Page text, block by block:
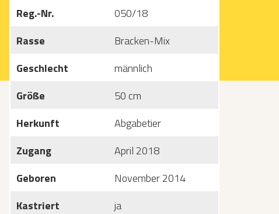
Reg.-Nr.
050/18
Rasse
Bracken-Mix
Geschlecht
männlich
Größe
50 cm
Herkunft
Abgabetier
Zugang
April 2018
Geboren
November 2014
Kastriert
ja